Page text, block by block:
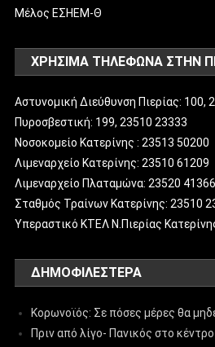
Μέλος ΕΣΗΕΜ-Θ
ΧΡΗΣΙΜΑ ΤΗΛΕΦΩΝΑ ΣΤΗΝ
Αστυνομική Διεύθυνση Πιερίας: 100,
Πυροσβεστική: 199, 23510 23333
Νοσοκομείο Κατερίνης : 23513 50200
Λιμεναρχείο Κατερίνης: 23510 61209
Λιμεναρχείο Πλαταμώνα: 23520 41366
Σταθμός Τραίνων Κατερίνης: 23510
Υπεραστικό ΚΤΕΛ Ν.Πιερίας
ΔΗΜΟΦΙΛΈΣΤΕΡΑ
Κορωνοϊός: Σε πόσες μέρες θα
Πριν από λίγο- Πανικός στο κέντρο